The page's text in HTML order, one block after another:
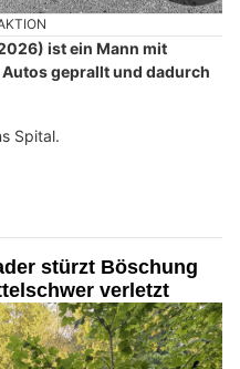
ist ein Mann mit
geprallt und dadurch
Spital.
stürzt Böschung
verletzt